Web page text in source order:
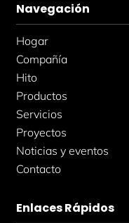
o
o
k
-
f
g
r
d
i
Navegación
Hogar
Compañía
Hito
Productos
Servicios
Proyectos
Noticias y eventos
Contacto
Enlaces Rápidos